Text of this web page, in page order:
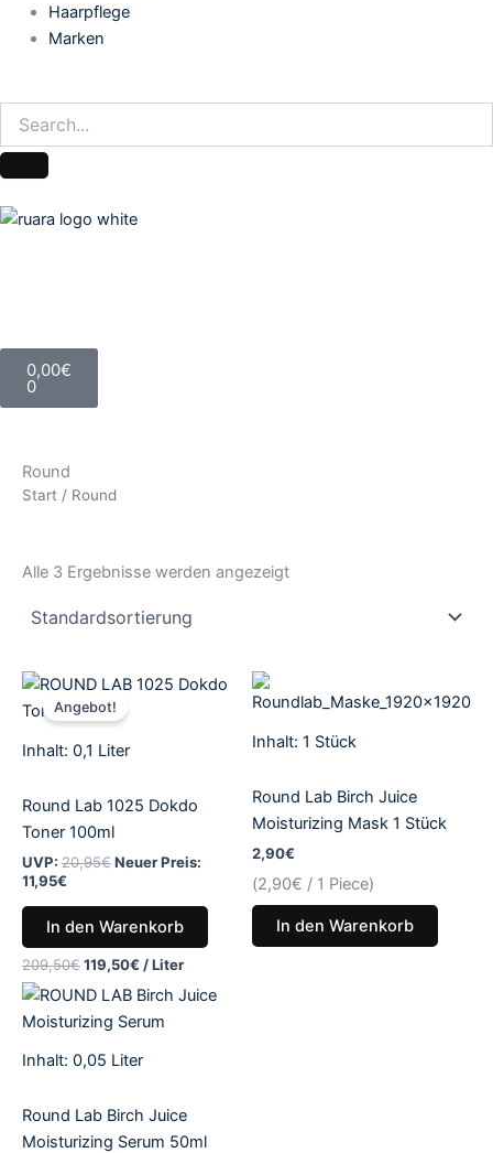
Haarpflege
Marken
0,00€
0
Warenkorb
Round
Start / Round
Alle 3 Ergebnisse werden angezeigt
Inhalt: 0,1 Liter
Angebot!
Round Lab 1025 Dokdo
Toner 100ml
UVP: 20,95€
Ursprünglicher
Preis
war:
Neuer Preis:
11,95€
Aktueller
Preis
ist:
In den Warenkorb
209,50€119,50€ /Liter
Inhalt: 1 Stück
Round Lab Birch Juice
Moisturizing Mask 1 Stück
2,90€
(2,90€ / 1 Piece)
In den Warenkorb
Inhalt: 0,05 Liter
Round Lab Birch Juice
Moisturizing Serum 50ml